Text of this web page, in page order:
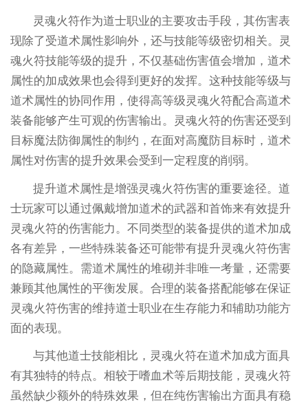
灵魂火符作为道士职业的主要攻击手段，其伤害表
现除了受道术属性影响外，还与技能等级密切相关。灵
魂火符技能等级的提升，不仅基础伤害值会增加，道术
属性的加成效果也会得到更好的发挥。这种技能等级与
道术属性的协同作用，使得高等级灵魂火符配合高道术
装备能够产生可观的伤害输出。灵魂火符的伤害还受到
目标魔法防御属性的制约，在面对高魔防目标时，道术
属性对伤害的提升效果会受到一定程度的削弱。
提升道术属性是增强灵魂火符伤害的重要途径。道
士玩家可以通过佩戴增加道术的武器和首饰来有效提升
灵魂火符的伤害能力。不同类型的装备提供的道术加成
各有差异，一些特殊装备还可能带有提升灵魂火符伤害
的隐藏属性。需道术属性的堆砌并非唯一考量，还需要
兼顾其他属性的平衡发展。合理的装备搭配能够在保证
灵魂火符伤害的维持道士职业在生存能力和辅助功能方
面的表现。
与其他道士技能相比，灵魂火符在道术加成方面具
有其独特的特点。相较于嗜血术等后期技能，灵魂火符
虽然缺少额外的特殊效果，但在纯伤害输出方面具有稳